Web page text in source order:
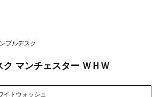
プルデスク
マンチェスター ＷＨＷ
イトウォッシュ